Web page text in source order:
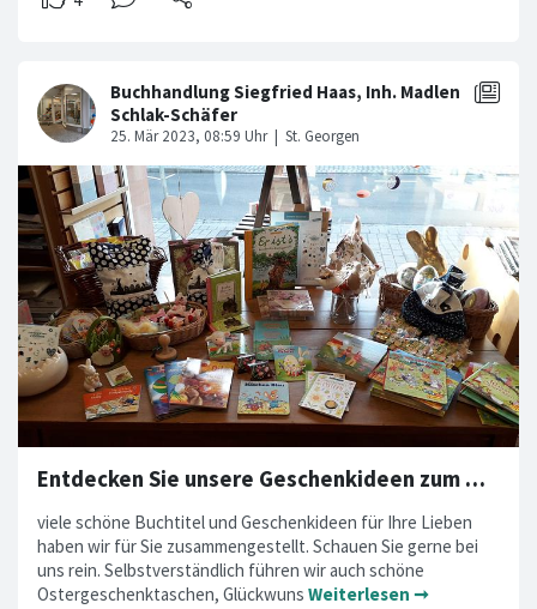
Entdecken Sie unsere Geschenkideen zum Osterfest / Kommunion und Konfirmation
viele schöne Buchtitel und Geschenkideen für Ihre Lieben
haben wir für Sie zusammengestellt. Schauen Sie gerne bei
uns rein. Selbstverständlich führen wir auch schöne
Ostergeschenktaschen, Glückwuns Weiterlesen ➞